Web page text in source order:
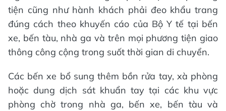
tiện cũng như hành khách phải đeo khẩu trang
đúng cách theo khuyến cáo của Bộ Y tế tại bến
xe, bến tàu, nhà ga và trên mọi phương tiện giao
thông công cộng trong suốt thời gian di chuyển.
Các bến xe bổ sung thêm bồn rửa tay, xà phòng
hoặc dung dịch sát khuẩn tay tại các khu vực
phòng chờ trong nhà ga, bến xe, bến tàu và